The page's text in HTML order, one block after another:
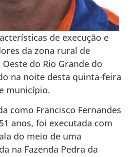
de execução e
da zona rural de
do Rio Grande do
na noite desta quinta-feira
município.
como Francisco Fernandes
anos, foi executada com
do meio de uma
na Fazenda Pedra da